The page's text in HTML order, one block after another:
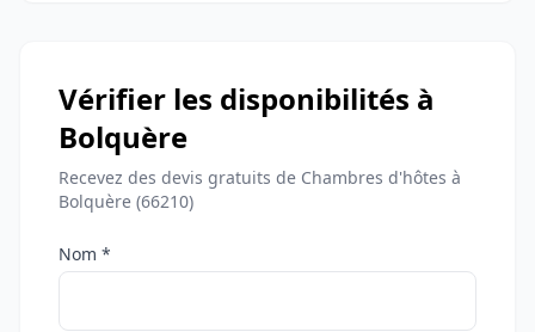
Vérifier les disponibilités à
Bolquère
Recevez des devis gratuits de Chambres d'hôtes à
Bolquère (66210)
Nom *